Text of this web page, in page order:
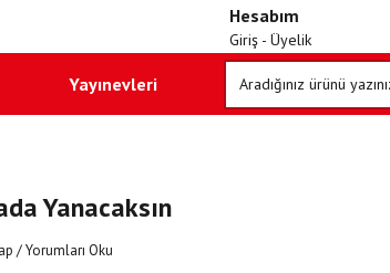
Hesabım
Giriş - Üyelik
Yayınevleri
Yanacaksın
/ Yorumları Oku